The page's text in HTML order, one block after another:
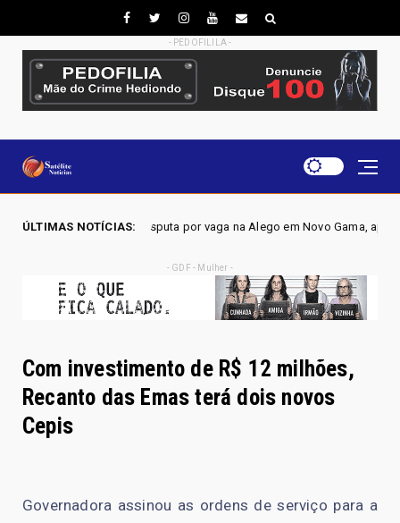
- PEDOFILILA -
ÚLTIMAS NOTÍCIAS:
na Alego em Novo Gama, aponta pesquisa IGAPE Política
- GDF - Mulher -
Com investimento de R$ 12 milhões,
Recanto das Emas terá dois novos
Cepis
Governadora assinou as ordens de serviço para a